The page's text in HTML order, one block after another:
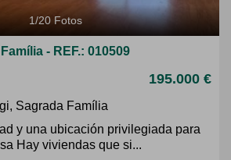
1/20 Fotos
- REF.: 010509
195.000 €
Sagrada Família
y una ubicación privilegiada para
Hay viviendas que si...